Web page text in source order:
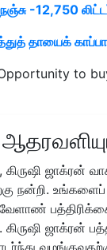
-12,750
தாயைக்
to
ஜாக்ரன்
நன்றி.
கிருஷி ஜாக்ரன்